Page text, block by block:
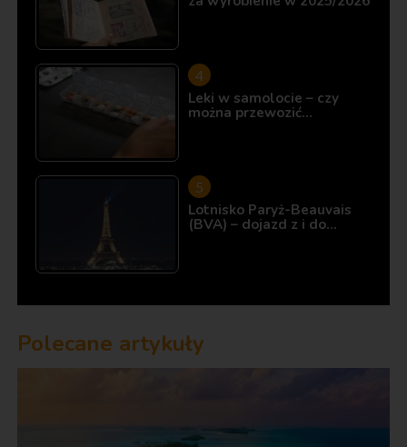
Leki w samolocie – czy
można przewozić…
Lotnisko Paryż-Beauvais
(BVA) – dojazd z i do…
Polecane artykuły